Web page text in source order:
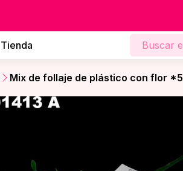
Tienda
Mix de follaje de plástico con flor *5